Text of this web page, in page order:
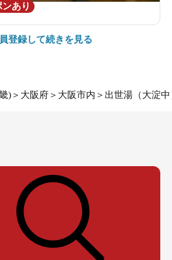
あり
登録して続きを見る
) ＞ 大阪府 ＞ 大阪市内 ＞ 出世湯（大淀中